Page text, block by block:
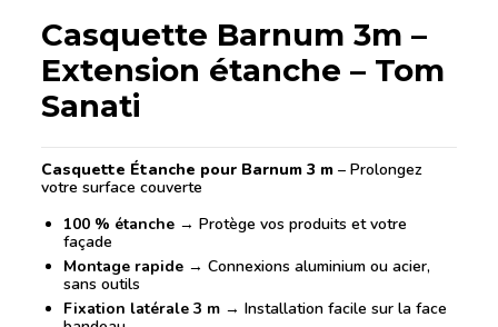
Casquette Barnum 3m –
Extension étanche – Tom
Sanati
Casquette Étanche pour Barnum 3 m – Prolongez
votre surface couverte
100 % étanche → Protège vos produits et votre
façade
Montage rapide → Connexions aluminium ou acier,
sans outils
Fixation latérale 3 m → Installation facile sur la face